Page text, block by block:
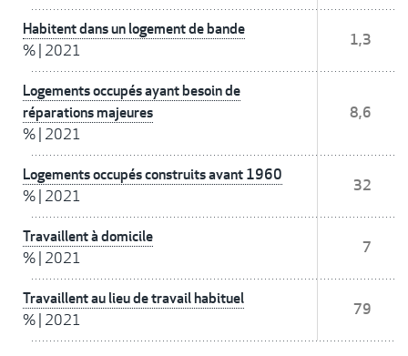
Habitent dans un logement de bande
% 2021
1,3
Logements occupés ayant besoin de
réparations majeures
% 2021
8,6
Logements occupés construits avant 1960
% 2021
32
Travaillent à domicile
% 2021
7
Travaillent au lieu de travail habituel
% 2021
79